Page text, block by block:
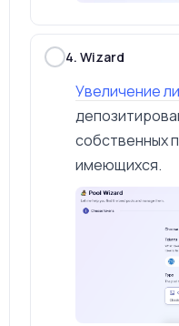
4. Wizard
Увеличение
собственных
имеющихся.